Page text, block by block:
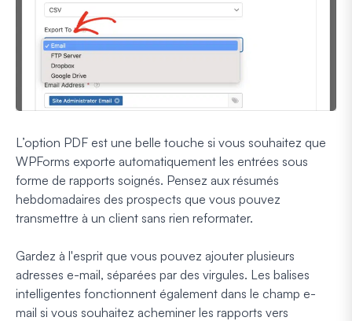
L’option PDF est une belle touche si vous souhaitez que
WPForms exporte automatiquement les entrées sous
forme de rapports soignés. Pensez aux résumés
hebdomadaires des prospects que vous pouvez
transmettre à un client sans rien reformater.
Gardez à l'esprit que vous pouvez ajouter plusieurs
adresses e-mail, séparées par des virgules. Les balises
intelligentes fonctionnent également dans le champ e-
mail si vous souhaitez acheminer les rapports vers